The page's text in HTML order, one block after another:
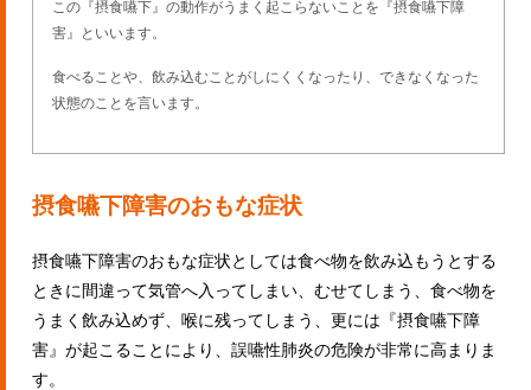
この『摂食嚥下』の動作がうまく起こらないことを『摂食嚥下障
害』といいます。
食べることや、飲み込むことがしにくくなったり、できなくなった
状態のことを言います。
摂食嚥下障害のおもな症状
摂食嚥下障害のおもな症状としては食べ物を飲み込もうとする
ときに間違って気管へ入ってしまい、むせてしまう、食べ物を
うまく飲み込めず、喉に残ってしまう、更には『摂食嚥下障
害』が起こることにより、誤嚥性肺炎の危険が非常に高まりま
す。